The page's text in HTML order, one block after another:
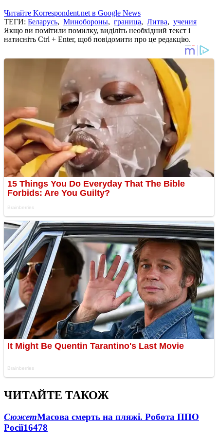
Читайте Korrespondent.net в Google News
ТЕГИ: Беларусь, Минобороны, граница, Литва, учения
Якщо ви помітили помилку, виділіть необхідний текст і
натисніть Ctrl + Enter, щоб повідомити про це редакцію.
ЧИТАЙТЕ ТАКОЖ
СюжетМасова смерть на пляжі. Робота ППО
Росії16478